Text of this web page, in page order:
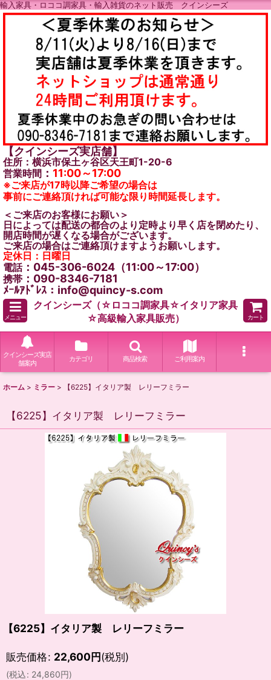
輸入家具・ロココ調家具・輸入雑貨のネット販売 クインシーズ
【クインシーズ実店舗】
住所：横浜市保土ヶ谷区天王町1-20-6
営業時間 ： 11:00～17:00
※ご来店が17時以降ご希望の場合は
事前にご連絡頂ければ可能な限り時間延長します。
＜ご来店のお客様にお願い＞
日によっては配送の都合のより定時より早く店を閉めたり、
開店時間が遅くなる場合がございます。
ご来店の場合はご連絡頂けますようお願いします。
定休日：日曜日
電話：045-306-6024（11:00～17:00）
携帯 ：090-8346-7181
ﾒｰﾙｱﾄﾞﾚｽ：info@quincy-s.com
メニュー
クインシーズ（☆ロココ調家具☆イタリア家具
☆高級輸入家具販売）
カート
クインシーズ実店
舗案内
カテゴリ 商品検索 ご利用案内
ホーム > ミラー > 【6225】イタリア製 レリーフミラー
【6225】イタリア製 レリーフミラー
【6225】イタリア製 レリーフミラー
販売価格: 22,600円(税別)
(税込: 24,860円)